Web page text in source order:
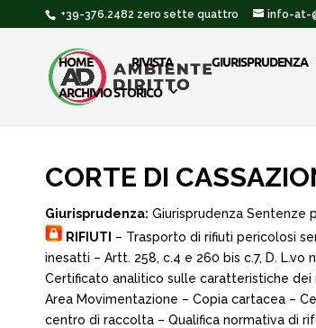
+39-376.2482 zero sette quattro info-at-
HOME RIVISTA GIURISPRUDENZA
ARCHIVIO STORICO
CORTE DI
Giurisprudenza: Giurisprudenza Sentenze
RIFIUTI
– Trasporto di rifiuti pericolosi
inesatti – Artt. 258, c.4 e 260 bis c.7, D.
Certificato analitico sulle caratteristiche dei
Area Movimentazione – Copia cartacea –
centro di raccolta – Qualifica normativa di